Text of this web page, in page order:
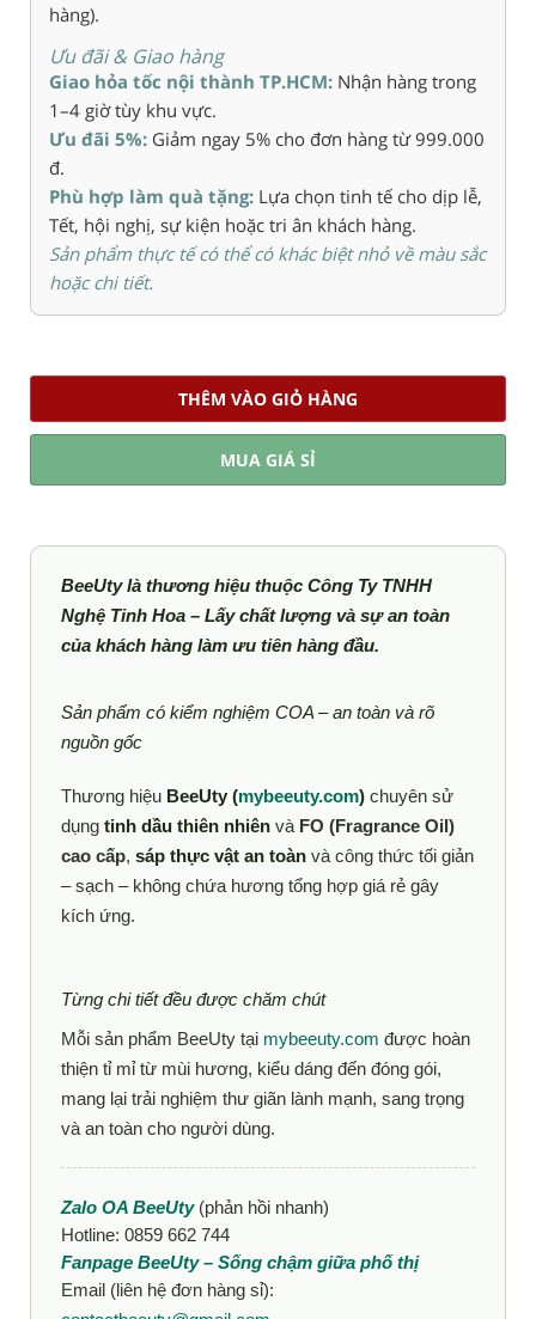
hàng).
Ưu đãi & Giao hàng
Giao hỏa tốc nội thành TP.HCM: Nhận hàng trong
1–4 giờ tùy khu vực.
Ưu đãi 5%: Giảm ngay 5% cho đơn hàng từ 999.000
đ.
Phù hợp làm quà tặng: Lựa chọn tinh tế cho dịp lễ,
Tết, hội nghị, sự kiện hoặc tri ân khách hàng.
Sản phẩm thực tế có thể có khác biệt nhỏ về màu sắc
hoặc chi tiết.
THÊM VÀO GIỎ HÀNG
MUA GIÁ SỈ
BeeUty là thương hiệu thuộc Công Ty TNHH
Nghệ Tinh Hoa – Lấy chất lượng và sự an toàn
của khách hàng làm ưu tiên hàng đầu.
Sản phẩm có kiểm nghiệm COA – an toàn và rõ
nguồn gốc
Thương hiệu BeeUty (mybeeuty.com) chuyên sử
dụng tinh dầu thiên nhiên và FO (Fragrance Oil)
cao cấp, sáp thực vật an toàn và công thức tối giản
– sạch – không chứa hương tổng hợp giá rẻ gây
kích ứng.
Từng chi tiết đều được chăm chút
Mỗi sản phẩm BeeUty tại mybeeuty.com được hoàn
thiện tỉ mỉ từ mùi hương, kiểu dáng đến đóng gói,
mang lại trải nghiệm thư giãn lành mạnh, sang trọng
và an toàn cho người dùng.
Zalo OA BeeUty(phản hồi nhanh)
Hotline: 0859 662 744
Fanpage BeeUty – Sống chậm giữa phố thị
Email (liên hệ đơn hàng sỉ):